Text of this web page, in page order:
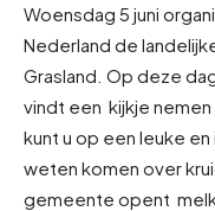
Woensdag 5 juni
Nederland de
Grasland. Op deze
vindt een kijkje
kunt u op een leuke
weten komen over
gemeente opent